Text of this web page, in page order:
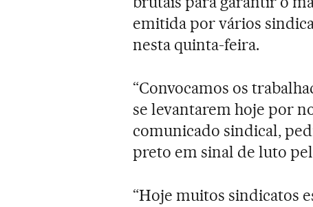
emitida por vários
nesta quinta-feira.
“Convocamos os
se levantarem hoje por
comunicado sindical,
preto em sinal de luto
“Hoje muitos sindicatos